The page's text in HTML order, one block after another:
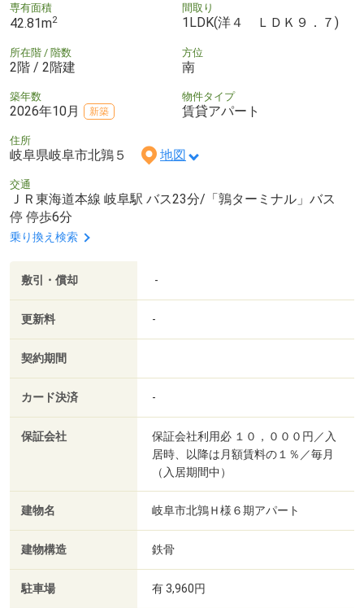
専有面積
42.81m2
間取り
1LDK(洋４ ＬＤＫ９．７)
所在階 / 階数
2階 / 2階建
方位
南
築年数
2026年10月 新築
物件タイプ
賃貸アパート
住所
岐阜県岐阜市北鶉５ 地図
交通
ＪＲ東海道本線 岐阜駅 バス23分/「鶉ターミナル」バス
停 停歩6分
乗り換え検索
敷引・償却 -
更新料 -
契約期間
カード決済 -
保証会社
保証会社利用必 １０，０００円／入
居時、以降は月額賃料の１％／毎月
（入居期間中）
建物名 岐阜市北鶉Ｈ様６期アパート
建物構造 鉄骨
駐車場 有 3,960円